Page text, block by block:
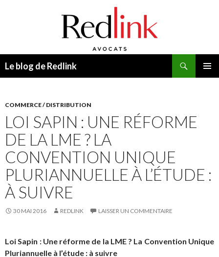
Le blog de Redlink
COMMERCE / DISTRIBUTION
LOI SAPIN : UNE RÉFORME
DE LA LME ? LA
CONVENTION UNIQUE
PLURIANNUELLE À L’ÉTUDE :
À SUIVRE
30 MAI 2016 REDLINK LAISSER UN COMMENTAIRE
Loi Sapin : Une réforme de la LME ? La Convention Unique
Pluriannuelle à l’étude : à suivre